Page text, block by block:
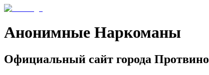
Анонимные Наркоманы
Официальный сайт города Протвино